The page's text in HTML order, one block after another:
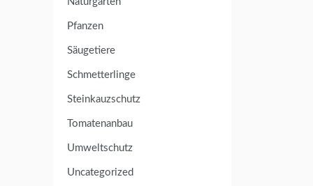
Pfanzen
Säugetiere
Schmetterlinge
Steinkauzschutz
Tomatenanbau
Umweltschutz
Uncategorized